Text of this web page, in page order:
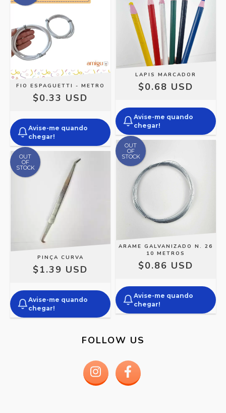
FIO ESPAGUETTI - METRO
$0.33 USD
Avise-me quando
chegar!
LAPIS MARCADOR
$0.68 USD
Avise-me quando
chegar!
OUT
OF
STOCK
PINÇA CURVA
$1.39 USD
Avise-me quando
chegar!
OUT
OF
STOCK
ARAME GALVANIZADO N. 26
10 METROS
$0.86 USD
Avise-me quando
chegar!
FOLLOW US